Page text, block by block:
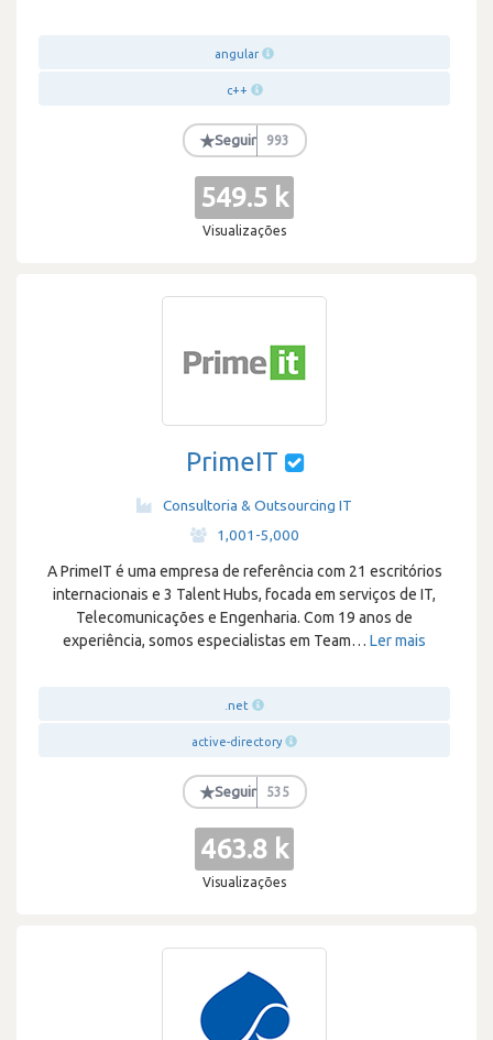
angular
c++
★Seguir 993
549.5 k
Visualizações
PrimeIT
Consultoria & Outsourcing IT
1,001-5,000
A PrimeIT é uma empresa de referência com 21 escritórios
internacionais e 3 Talent Hubs, focada em serviços de IT,
Telecomunicações e Engenharia. Com 19 anos de
experiência, somos especialistas em Team… Ler mais
.net
active-directory
★Seguir 535
463.8 k
Visualizações